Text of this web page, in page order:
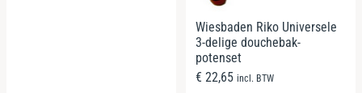
Wiesbaden Riko Universele
3-delige douchebak-
potenset
€ 22,65 incl. BTW